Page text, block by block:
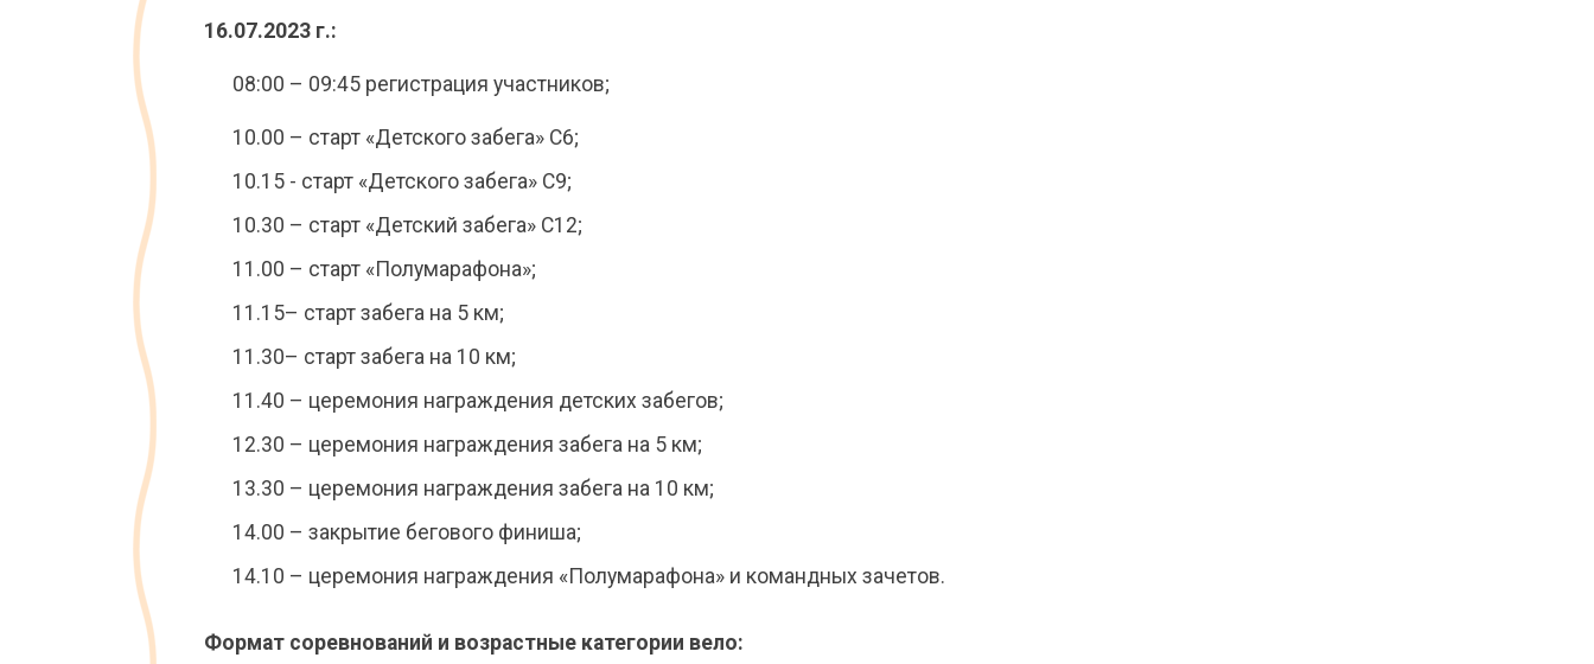
16.07.2023 г.:
08:00 – 09:45 регистрация участников;
10.00 – старт «Детского забега» С6;
10.15 - старт «Детского забега» С9;
10.30 – старт «Детский забега» С12;
11.00 – старт «Полумарафона»;
11.15– старт забега на 5 км;
11.30– старт забега на 10 км;
11.40 – церемония награждения детских забегов;
12.30 – церемония награждения забега на 5 км;
13.30 – церемония награждения забега на 10 км;
14.00 – закрытие бегового финиша;
14.10 – церемония награждения «Полумарафона» и командных зачетов.
Формат соревнований и возрастные категории вело: